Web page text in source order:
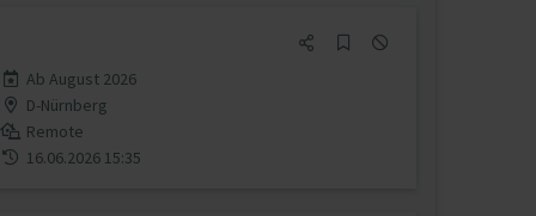
Ab August 2026
D-Nürnberg
Remote
16.06.2026 15:35